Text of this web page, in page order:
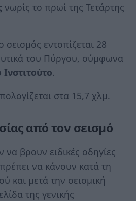
νωρίς το πρωί της Τετάρτης
σεισμός εντοπίζεται 28
του Πύργου, σύμφωνα
.
στα 15,7 χλμ.
από τον σεισμό
βρουν ειδικές οδηγίες
να κάνουν κατά τη
και μετά την σεισμική
της γενικής